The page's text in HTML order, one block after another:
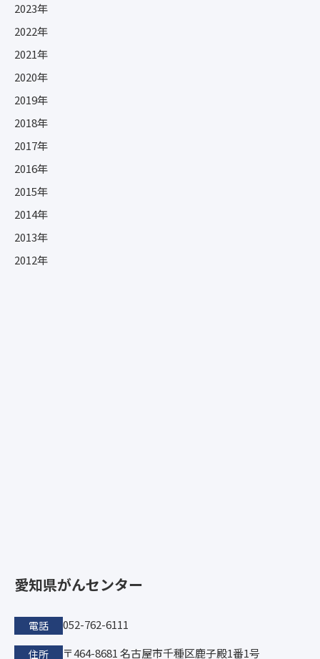
2023年
2022年
2021年
2020年
2019年
2018年
2017年
2016年
2015年
2014年
2013年
2012年
愛知県がんセンター
電話 052-762-6111
住所 〒464-8681 名古屋市千種区鹿子殿1番1号